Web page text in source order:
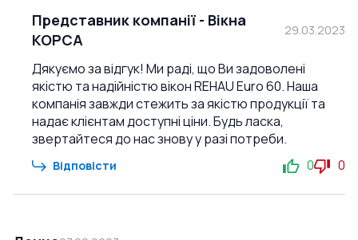
задоволені своїм вибором, як і я.
Представник компанії - Вікна
КОРСА
29.03.2023
Дякуємо за відгук! Ми раді, що Ви задоволені
якістю та надійністю вікон REHAU Euro 60. Наша
компанія завжди стежить за якістю продукції та
надає клієнтам доступні ціни. Будь ласка,
звертайтеся до нас знову у разі потреби.
Відповісти 0 0